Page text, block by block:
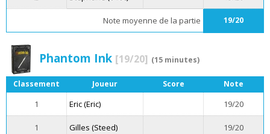
Note moyenne de la partie 19/20
Phantom Ink [19/20] (15 minutes)
Classement Joueur Score Note
1 Eric (Eric) 19/20
1 Gilles (Steed) 19/20